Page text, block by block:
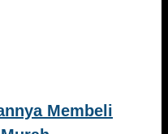
Membeli